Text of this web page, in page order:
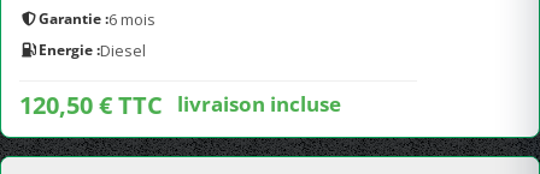
Garantie :6 mois
Energie :Diesel
120,50 € TTC livraison incluse